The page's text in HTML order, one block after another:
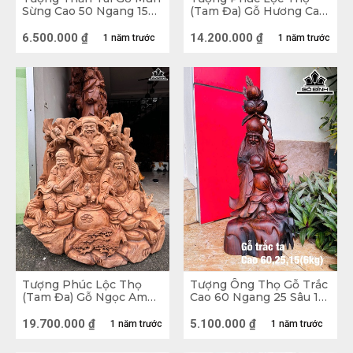
khắc dựa trên hình ảnh của nhân gian truyền lại giữ
muốn của người dân Việt.
Sừng Cao 50 Ngang 15
1 năm trước
6.500.000 ₫
(Tam Đa) Gỗ Hương Cao
1 năm trước
14.200.000 ₫
Tượng Phúc Lộc Thọ
(Tam Đa) Gỗ Ngọc Am
(cm) - 80kg
1 năm trước
19.700.000 ₫
Tượng Ông Thọ Gỗ Trắc
Cao 60 Ngang 25 Sâu 15
1 năm trước
5.100.000 ₫